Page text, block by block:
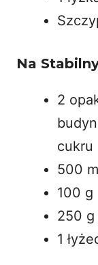
Na
2
cukru
500
100 g
250 g
1